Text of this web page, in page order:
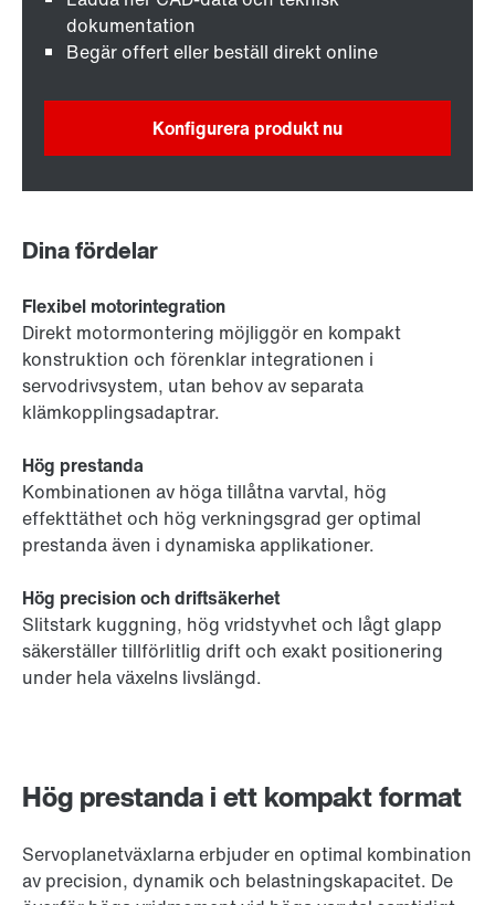
Hög prestanda i ett kompakt format
Servoplanetväxlarna erbjuder en optimal kombination
av precision, dynamik och belastningskapacitet. De
dokumentation
Begär offert eller beställ direkt online
Konfigurera produkt nu
Dina fördelar
Flexibel motorintegration
Direkt motormontering möjliggör en kompakt
konstruktion och förenklar integrationen i
servodrivsystem, utan behov av separata
klämkopplingsadaptrar.
Hög prestanda
Kombinationen av höga tillåtna varvtal, hög
effekttäthet och hög verkningsgrad ger optimal
prestanda även i dynamiska applikationer.
Hög precision och driftsäkerhet
Slitstark kuggning, hög vridstyvhet och lågt glapp
säkerställer tillförlitlig drift och exakt positionering
under hela växelns livslängd.